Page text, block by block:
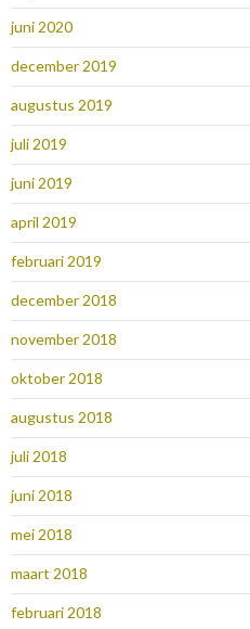
juni 2020
december 2019
augustus 2019
juli 2019
juni 2019
april 2019
februari 2019
december 2018
november 2018
oktober 2018
augustus 2018
juli 2018
juni 2018
mei 2018
maart 2018
februari 2018